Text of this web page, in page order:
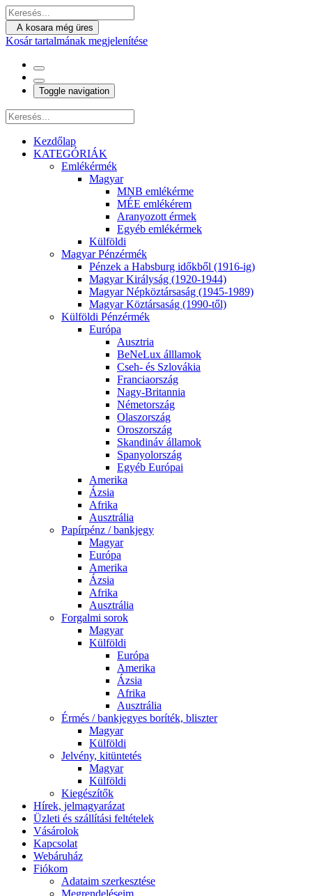
A kosara még üres
Kosár tartalmának megjelenítése
Toggle navigation
Kezdőlap
KATEGÓRIÁK
Emlékérmék
Magyar
MNB emlékérme
MÉE emlékérem
Aranyozott érmek
Egyéb emlékérmek
Külföldi
Magyar Pénzérmék
Pénzek a Habsburg időkből (1916-ig)
Magyar Királyság (1920-1944)
Magyar Népköztársaság (1945-1989)
Magyar Köztársaság (1990-től)
Külföldi Pénzérmék
Európa
Ausztria
BeNeLux álllamok
Cseh- és Szlovákia
Franciaország
Nagy-Britannia
Németország
Olaszország
Oroszország
Skandináv államok
Spanyolország
Egyéb Európai
Amerika
Ázsia
Afrika
Ausztrália
Papírpénz / bankjegy
Magyar
Európa
Amerika
Ázsia
Afrika
Ausztrália
Forgalmi sorok
Magyar
Külföldi
Európa
Amerika
Ázsia
Afrika
Ausztrália
Érmés / bankjegyes boríték, bliszter
Magyar
Külföldi
Jelvény, kitüntetés
Magyar
Külföldi
Kiegészítők
Hírek, jelmagyarázat
Üzleti és szállítási feltételek
Vásárolok
Kapcsolat
Webáruház
Fiókom
Adataim szerkesztése
Megrendeléseim